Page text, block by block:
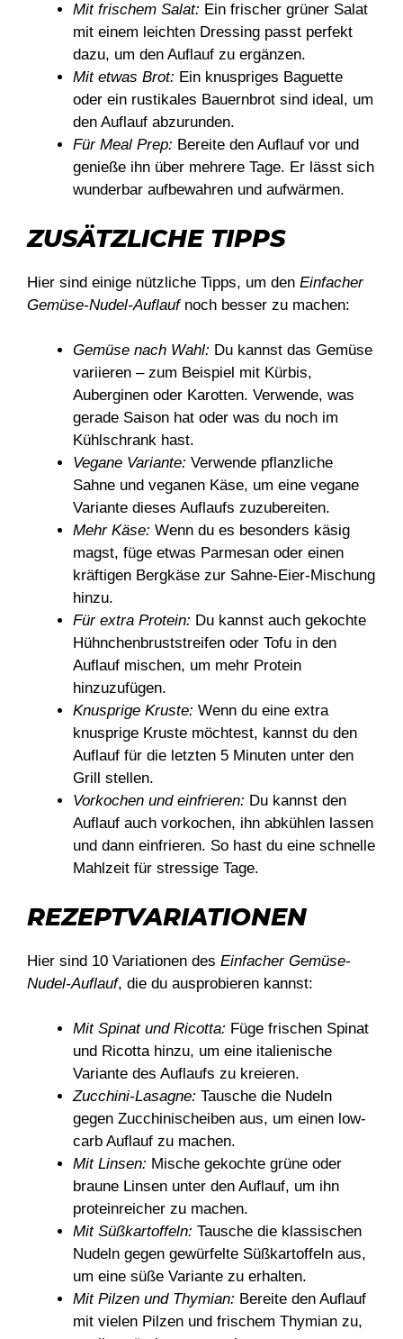
Mit frischem Salat: Ein frischer grüner Salat
mit einem leichten Dressing passt perfekt
dazu, um den Auflauf zu ergänzen.
Mit etwas Brot: Ein knuspriges Baguette
oder ein rustikales Bauernbrot sind ideal, um
den Auflauf abzurunden.
Für Meal Prep: Bereite den Auflauf vor und
genieße ihn über mehrere Tage. Er lässt sich
wunderbar aufbewahren und aufwärmen.
ZUSÄTZLICHE TIPPS
Hier sind einige nützliche Tipps, um den Einfacher
Gemüse-Nudel-Auflaufnoch besser zu machen:
Gemüse nach Wahl: Du kannst das Gemüse
variieren – zum Beispiel mit Kürbis,
Auberginen oder Karotten. Verwende, was
gerade Saison hat oder was du noch im
Kühlschrank hast.
Vegane Variante: Verwende pflanzliche
Sahne und veganen Käse, um eine vegane
Variante dieses Auflaufs zuzubereiten.
Mehr Käse: Wenn du es besonders käsig
magst, füge etwas Parmesan oder einen
kräftigen Bergkäse zur Sahne-Eier-Mischung
hinzu.
Für extra Protein: Du kannst auch gekochte
Hühnchenbruststreifen oder Tofu in den
Auflauf mischen, um mehr Protein
hinzuzufügen.
Knusprige Kruste: Wenn du eine extra
knusprige Kruste möchtest, kannst du den
Auflauf für die letzten 5 Minuten unter den
Grill stellen.
Vorkochen und einfrieren: Du kannst den
Auflauf auch vorkochen, ihn abkühlen lassen
und dann einfrieren. So hast du eine schnelle
Mahlzeit für stressige Tage.
REZEPTVARIATIONEN
Hier sind 10 Variationen des Einfacher Gemüse-
Nudel-Auflauf, die du ausprobieren kannst:
Mit Spinat und Ricotta: Füge frischen Spinat
und Ricotta hinzu, um eine italienische
Variante des Auflaufs zu kreieren.
Zucchini-Lasagne: Tausche die Nudeln
gegen Zucchinischeiben aus, um einen low-
carb Auflauf zu machen.
Mit Linsen: Mische gekochte grüne oder
braune Linsen unter den Auflauf, um ihn
proteinreicher zu machen.
Mit Süßkartoffeln: Tausche die klassischen
Nudeln gegen gewürfelte Süßkartoffeln aus,
um eine süße Variante zu erhalten.
Mit Pilzen und Thymian: Bereite den Auflauf
mit vielen Pilzen und frischem Thymian zu,